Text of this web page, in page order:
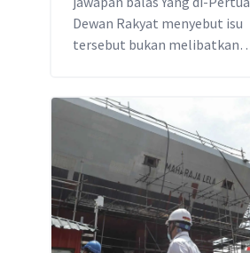
Dewan Rakyat menyebut isu
tersebut bukan melibatkan